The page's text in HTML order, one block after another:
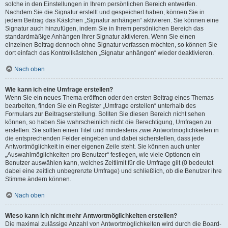
solche in den Einstellungen in Ihrem persönlichen Bereich entwerfen.
Nachdem Sie die Signatur erstellt und gespeichert haben, können Sie in
jedem Beitrag das Kästchen „Signatur anhängen“ aktivieren. Sie können eine
Signatur auch hinzufügen, indem Sie in Ihrem persönlichen Bereich das
standardmäßige Anhängen Ihrer Signatur aktivieren. Wenn Sie einen
einzelnen Beitrag dennoch ohne Signatur verfassen möchten, so können Sie
dort einfach das Kontrollkästchen „Signatur anhängen“ wieder deaktivieren.
Nach oben
Wie kann ich eine Umfrage erstellen?
Wenn Sie ein neues Thema eröffnen oder den ersten Beitrag eines Themas
bearbeiten, finden Sie ein Register „Umfrage erstellen“ unterhalb des
Formulars zur Beitragserstellung. Sollten Sie diesen Bereich nicht sehen
können, so haben Sie wahrscheinlich nicht die Berechtigung, Umfragen zu
erstellen. Sie sollten einen Titel und mindestens zwei Antwortmöglichkeiten in
die entsprechenden Felder eingeben und dabei sicherstellen, dass jede
Antwortmöglichkeit in einer eigenen Zeile steht. Sie können auch unter
„Auswahlmöglichkeiten pro Benutzer“ festlegen, wie viele Optionen ein
Benutzer auswählen kann, welches Zeitlimit für die Umfrage gilt (0 bedeutet
dabei eine zeitlich unbegrenzte Umfrage) und schließlich, ob die Benutzer ihre
Stimme ändern können.
Nach oben
Wieso kann ich nicht mehr Antwortmöglichkeiten erstellen?
Die maximal zulässige Anzahl von Antwortmöglichkeiten wird durch die Board-